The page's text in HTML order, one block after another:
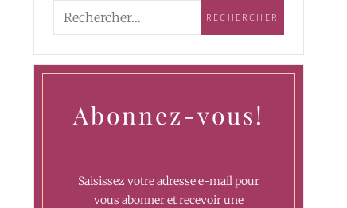
Abonnez-vous!
Saisissez votre adresse e-mail pour
vous abonner et recevoir une